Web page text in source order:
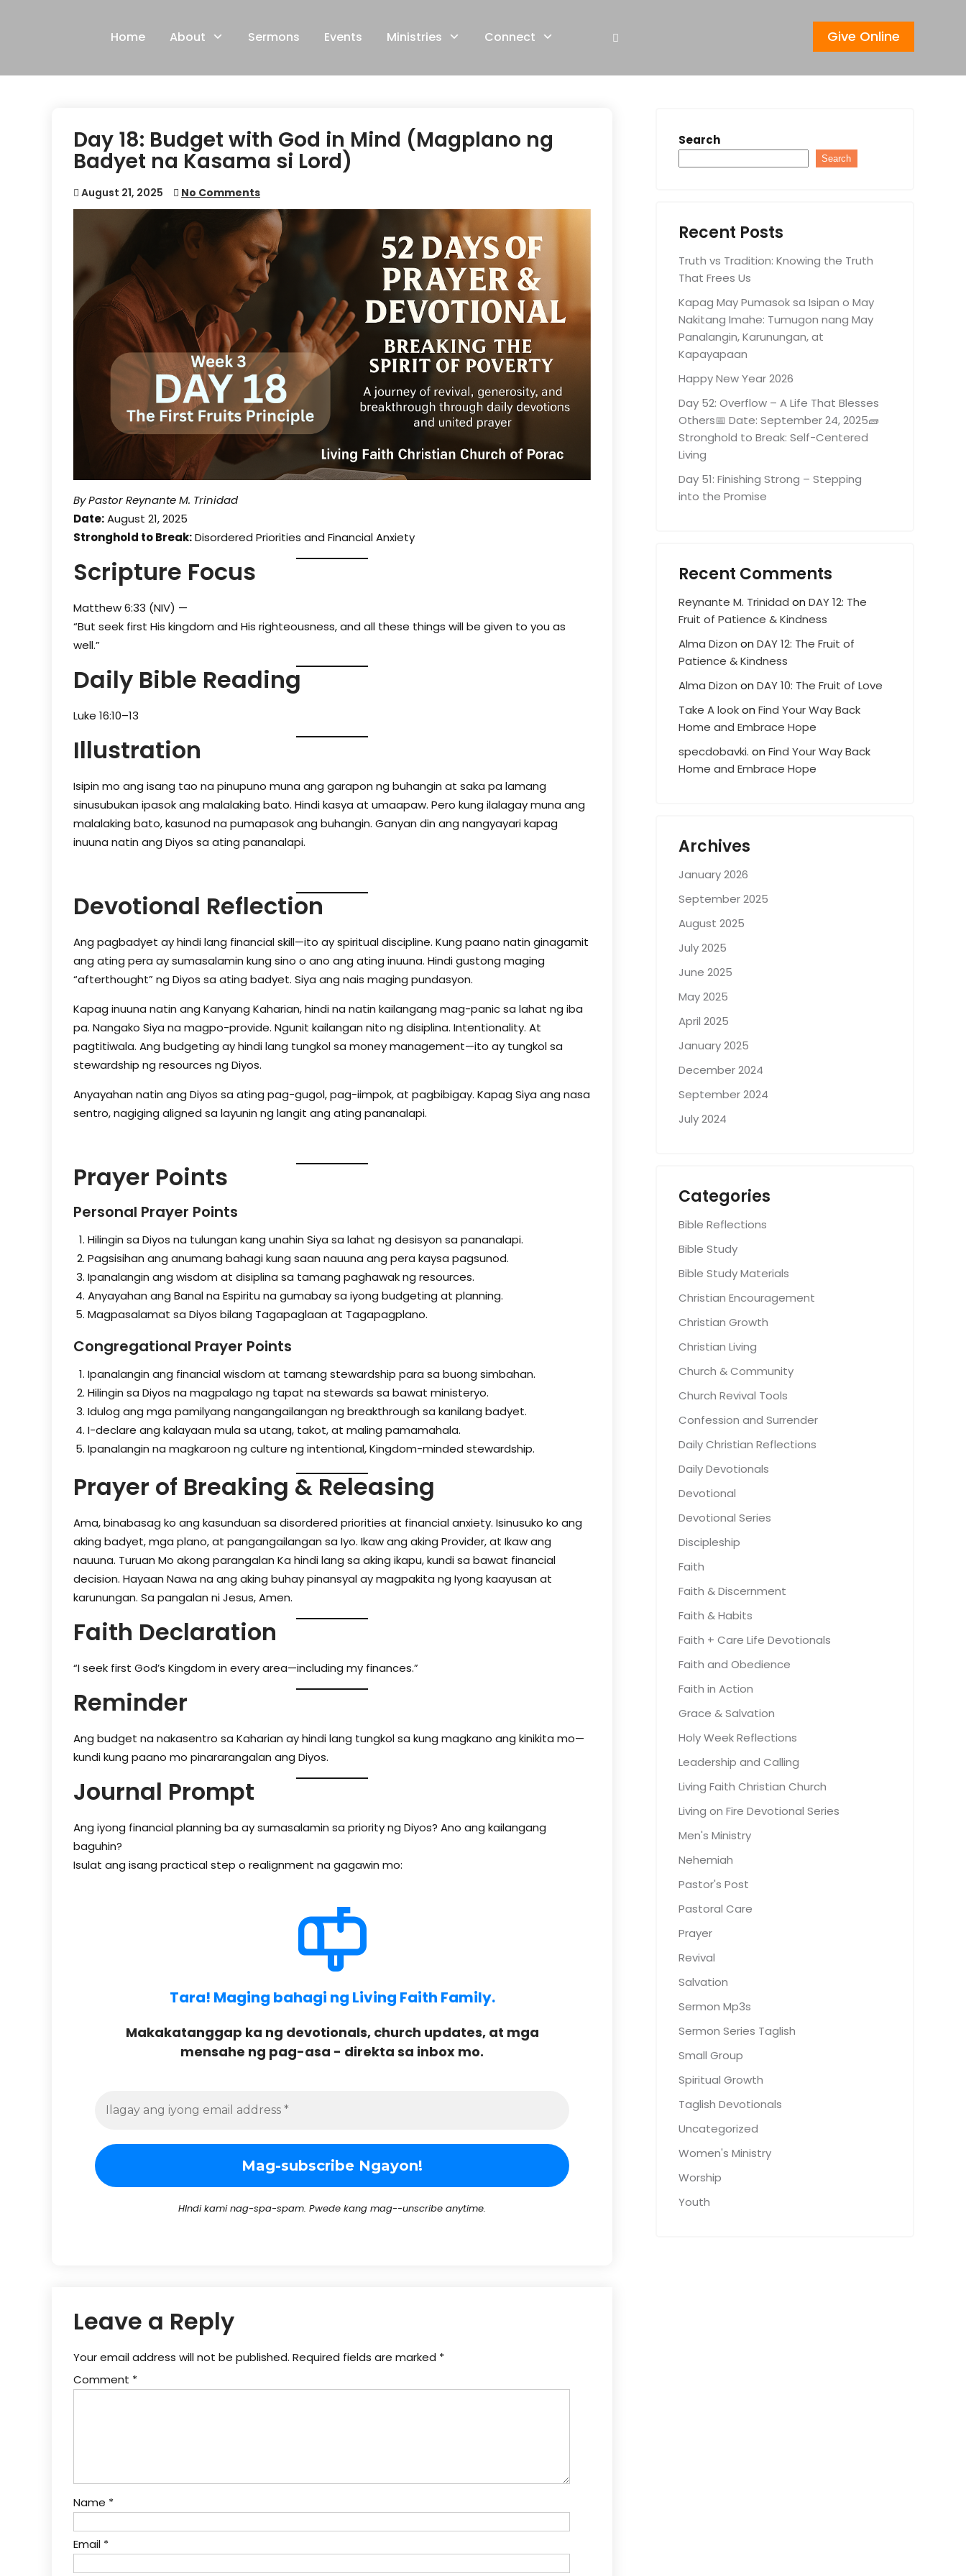
Home About Sermons Events Ministries Connect Give Online
Day 18: Budget with God in Mind (Magplano ng
Badyet na Kasama si Lord)
August 21, 2025 No Comments
By Pastor Reynante M. Trinidad
Date:August 21, 2025
Stronghold to Break:Disordered Priorities and Financial Anxiety
Scripture Focus
Matthew 6:33 (NIV) —
“But seek first His kingdom and His righteousness, and all these things will be given to you as
well.”
Daily Bible Reading
Luke 16:10–13
Illustration
Isipin mo ang isang tao na pinupuno muna ang garapon ng buhangin at saka pa lamang
sinusubukan ipasok ang malalaking bato. Hindi kasya at umaapaw. Pero kung ilalagay muna ang
malalaking bato, kasunod na pumapasok ang buhangin. Ganyan din ang nangyayari kapag
inuuna natin ang Diyos sa ating pananalapi.
Devotional Reflection
Ang pagbadyet ay hindi lang financial skill—ito ay spiritual discipline. Kung paano natin ginagamit
ang ating pera ay sumasalamin kung sino o ano ang ating inuuna. Hindi gustong maging
“afterthought” ng Diyos sa ating badyet. Siya ang nais maging pundasyon.
Kapag inuuna natin ang Kanyang Kaharian, hindi na natin kailangang mag-panic sa lahat ng iba
pa. Nangako Siya na magpo-provide. Ngunit kailangan nito ng disiplina. Intentionality. At
pagtitiwala. Ang budgeting ay hindi lang tungkol sa money management—ito ay tungkol sa
stewardship ng resources ng Diyos.
Anyayahan natin ang Diyos sa ating pag-gugol, pag-iimpok, at pagbibigay. Kapag Siya ang nasa
sentro, nagiging aligned sa layunin ng langit ang ating pananalapi.
Prayer Points
Personal Prayer Points
Hilingin sa Diyos na tulungan kang unahin Siya sa lahat ng desisyon sa pananalapi.
Pagsisihan ang anumang bahagi kung saan nauuna ang pera kaysa pagsunod.
Ipanalangin ang wisdom at disiplina sa tamang paghawak ng resources.
Anyayahan ang Banal na Espiritu na gumabay sa iyong budgeting at planning.
Magpasalamat sa Diyos bilang Tagapaglaan at Tagapagplano.
Congregational Prayer Points
Ipanalangin ang financial wisdom at tamang stewardship para sa buong simbahan.
Hilingin sa Diyos na magpalago ng tapat na stewards sa bawat ministeryo.
Idulog ang mga pamilyang nangangailangan ng breakthrough sa kanilang badyet.
I-declare ang kalayaan mula sa utang, takot, at maling pamamahala.
Ipanalangin na magkaroon ng culture ng intentional, Kingdom-minded stewardship.
Prayer of Breaking & Releasing
Ama, binabasag ko ang kasunduan sa disordered priorities at financial anxiety. Isinusuko ko ang
aking badyet, mga plano, at pangangailangan sa Iyo. Ikaw ang aking Provider, at Ikaw ang
nauuna. Turuan Mo akong parangalan Ka hindi lang sa aking ikapu, kundi sa bawat financial
decision. Hayaan Nawa na ang aking buhay pinansyal ay magpakita ng Iyong kaayusan at
karunungan. Sa pangalan ni Jesus, Amen.
Faith Declaration
“I seek first God’s Kingdom in every area—including my finances.”
Reminder
Ang budget na nakasentro sa Kaharian ay hindi lang tungkol sa kung magkano ang kinikita mo—
kundi kung paano mo pinararangalan ang Diyos.
Journal Prompt
Ang iyong financial planning ba ay sumasalamin sa priority ng Diyos? Ano ang kailangang
baguhin?
Isulat ang isang practical step o realignment na gagawin mo:
Tara! Maging bahagi ng Living Faith Family.
Makakatanggap ka ng devotionals, church updates, at mga
mensahe ng pag-asa - direkta sa inbox mo.
HIndi kami nag-spa-spam. Pwede kang mag--unscribe anytime.
Leave a Reply
Your email address will not be published. Required fields are marked *
Comment *
Name *
Email *
Search
Search
Recent Posts
Truth vs Tradition: Knowing the Truth
That Frees Us
Kapag May Pumasok sa Isipan o May
Nakitang Imahe: Tumugon nang May
Panalangin, Karunungan, at
Kapayapaan
Happy New Year 2026
Day 52: Overflow – A Life That Blesses
Others📅 Date: September 24, 2025🧱
Stronghold to Break: Self-Centered
Living
Day 51: Finishing Strong – Stepping
into the Promise
Recent Comments
Reynante M. Trinidad on DAY 12: The
Fruit of Patience & Kindness
Alma Dizon on DAY 12: The Fruit of
Patience & Kindness
Alma Dizon on DAY 10: The Fruit of Love
Take A lookon Find Your Way Back
Home and Embrace Hope
specdobavki. on Find Your Way Back
Home and Embrace Hope
Archives
January 2026
September 2025
August 2025
July 2025
June 2025
May 2025
April 2025
January 2025
December 2024
September 2024
July 2024
Categories
Bible Reflections
Bible Study
Bible Study Materials
Christian Encouragement
Christian Growth
Christian Living
Church & Community
Church Revival Tools
Confession and Surrender
Daily Christian Reflections
Daily Devotionals
Devotional
Devotional Series
Discipleship
Faith
Faith & Discernment
Faith & Habits
Faith + Care Life Devotionals
Faith and Obedience
Faith in Action
Grace & Salvation
Holy Week Reflections
Leadership and Calling
Living Faith Christian Church
Living on Fire Devotional Series
Men's Ministry
Nehemiah
Pastor's Post
Pastoral Care
Prayer
Revival
Salvation
Sermon Mp3s
Sermon Series Taglish
Small Group
Spiritual Growth
Taglish Devotionals
Uncategorized
Women's Ministry
Worship
Youth